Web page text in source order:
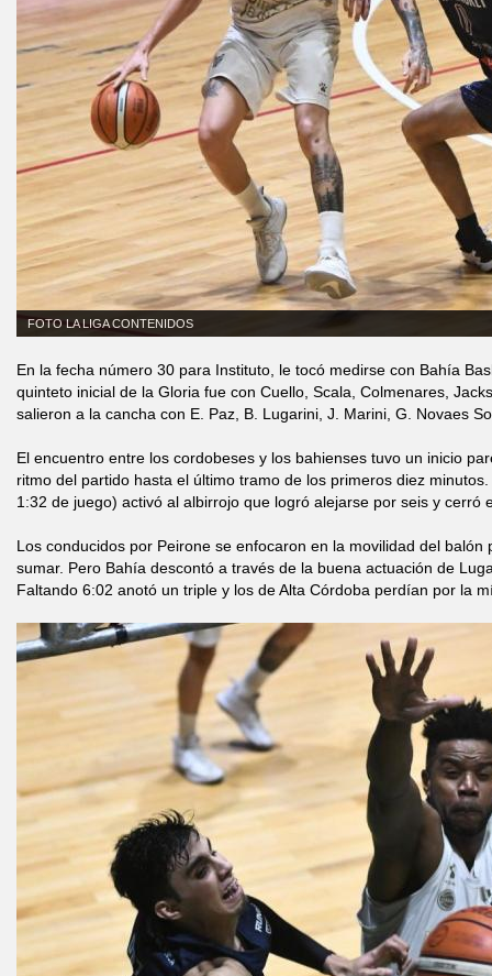
FOTO LA LIGA CONTENIDOS
En la fecha número 30 para Instituto, le tocó medirse con Bahía
quinteto inicial de la Gloria fue con Cuello, Scala, Colmenares,
salieron a la cancha con E. Paz, B. Lugarini, J. Marini, G. Novaes
El encuentro entre los cordobeses y los bahienses tuvo un inicio
ritmo del partido hasta el último tramo de los primeros diez
1:32 de juego) activó al albirrojo que logró alejarse por seis y cerró
Los conducidos por Peirone se enfocaron en la movilidad del balón
sumar. Pero Bahía descontó a través de la buena actuación de
Faltando 6:02 anotó un triple y los de Alta Córdoba perdían por la